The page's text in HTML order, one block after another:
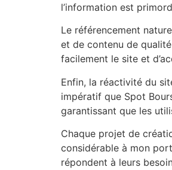
l’information est
Le référencement
et de contenu de
facilement le site et
Enfin, la réactivité du
impératif que Spot
garantissant que les
Chaque projet de
considérable à mon
répondent à leurs